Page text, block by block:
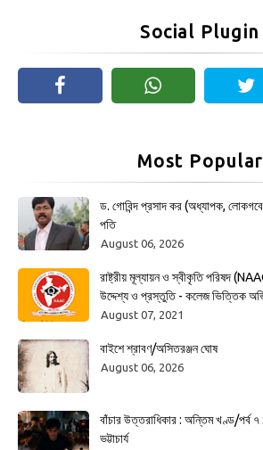
Social Plugin
Most Popular
ড. গোবিন্দ প্রসাদ কর (অধ্যাপক,
পতি
August 06, 2026
রাষ্ট্রীয় মূল্যায়ন ও স্বীকৃতি পরিষদ
উদ্দেশ্য ও প্রস্তুতি - কলেজ ভিত্তিক
August 07, 2021
বাইশে শ্রাবণ/অসিতরঞ্জন ঘোষ
August 06, 2026
বাঁচার উত্তরাধিকার : অন্তিম খণ্ড/পর্ব
ভট্টাচার্য